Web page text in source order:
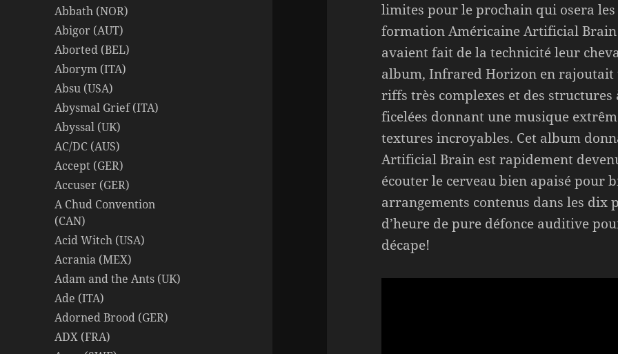
Abbath (NOR)
Abigor (AUT)
Aborted (BEL)
Aborym (ITA)
Absu (USA)
Abysmal Grief (ITA)
Abyssal (UK)
AC/DC (AUS)
Accept (GER)
Accuser (GER)
A Chud Convention
(CAN)
Acid Witch (USA)
Acrania (MEX)
Adam and the Ants (UK)
Ade (ITA)
Adorned Brood (GER)
ADX (FRA)
limites pour le prochain qui osera
formation Américaine Artificial Brain
avaient fait de la technicité leur
album, Infrared Horizon en rajoutait
riffs très complexes et des
ficelées donnant une musique
textures incroyables. Cet album
Artificial Brain est rapidement
écouter le cerveau bien apaisé pour
arrangements contenus dans les dix
d’heure de pure défonce auditive
décape!